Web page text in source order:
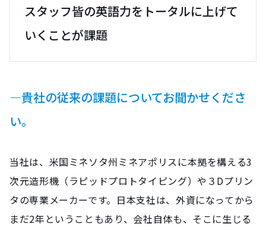
スタッフ皆の英語力をトータルに上げて
いくことが課題
―貴社の従来の課題についてお聞かせくださ
い。
当社は、米国ミネソタ州ミネアポリスに本拠を構える3
次元造形機（ラピッドプロトタイピング）や３Dプリン
タの専業メーカーです。日本支社は、外資になってから
まだ2年ということもあり、会社自体も、そこに生じる